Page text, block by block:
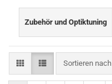
Zubehör und Optiktuning
Sortieren nach
Sortieren nach